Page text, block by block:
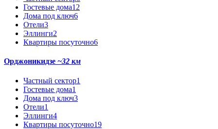
Гостевые дома12
Дома под ключ6
Отели3
Эллинги2
Квартиры посуточно6
Орджоникидзе ~32 км
Частный сектор1
Гостевые дома1
Дома под ключ3
Отели1
Эллинги4
Квартиры посуточно19